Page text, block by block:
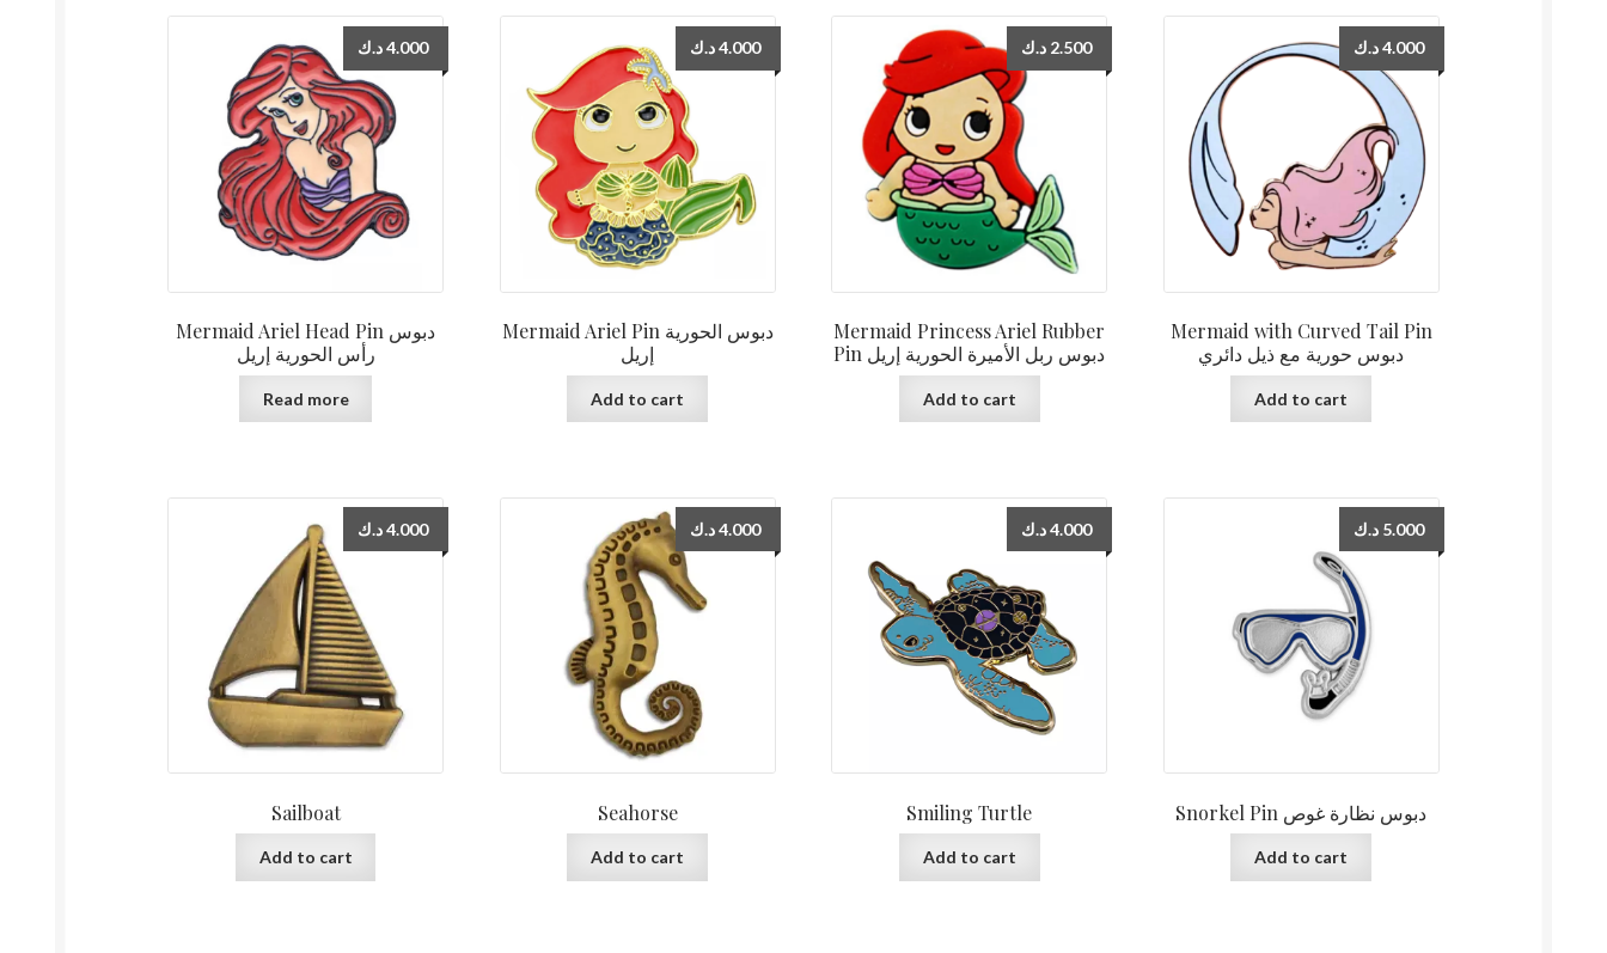
Mermaid Ariel Head Pin دبوس
رأس الحورية إريل
4.000د.ك
Read more
Mermaid Ariel Pin دبوس الحورية
إريل
4.000د.ك
Add to cart
Mermaid Princess Ariel Rubber
Pin دبوس ربل الأميرة الحورية إريل
2.500 د.ك
Add to cart
Mermaid with Curved Tail Pin
دبوس حورية مع ذيل دائري
4.000د.ك
Add to cart
Sailboat
4.000د.ك
Add to cart
Seahorse
4.000د.ك
Add to cart
Smiling Turtle
4.000 د.ك
Add to cart
Snorkel Pin دبوس نظارة غوص
5.000 د.ك
Add to cart